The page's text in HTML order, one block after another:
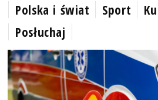
Polska i świat
Sport
Posłuchaj